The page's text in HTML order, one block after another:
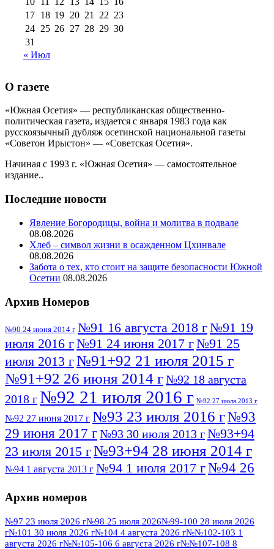
17 18 19 20 21 22 23
24 25 26 27 28 29 30
31
« Июл
О газете
«Южная Осетия» — республиканская общественно-
политическая газета, издается с января 1983 года как
русскоязычный дубляж осетинской национальной газеты
«Советон Ирыстон» — «Советская Осетия».
Начиная с 1993 г. «Южная Осетия» — самостоятельное
издание..
Последние новости
Явление Богородицы, война и молитва в подвале
08.08.2026
Хлеб – символ жизни в осажденном Цхинвале
08.08.2026
Забота о тех, кто стоит на защите безопасности Южной
Осетии 08.08.2026
Архив Номеров
№90 24 июня 2014 г №91 16 августа 2018 г№91 19
июля 2016 г№91 24 июня 2017 г№91 25
июля 2013 г№91+92 21 июля 2015 г
№91+92 26 июня 2014 г№92 18 августа
2018 г№92 21 июля 2016 г №92 27 июля 2013 г
№92 27 июня 2017 г №93 23 июля 2016 г№93
29 июня 2017 г№93 30 июля 2013 г№93+94
23 июля 2015 г№93+94 28 июня 2014 г
№94 1 августа 2013 г №94 1 июля 2017 г№94 26
№95 7 августа 2012 г
№95 28 июля 2016 г №95+96 3 августа
2013 г№96 6 июля 2017 г№96 9 августа
Архив номеров
№97 23 июля 2026 г№98 25 июля 2026№99-100 28 июля 2026
г№101 30 июля 2026 г№104 4 августа 2026 г№№102-103 1
августа 2026 г№№105-106 6 августа 2026 г№№107-108 8